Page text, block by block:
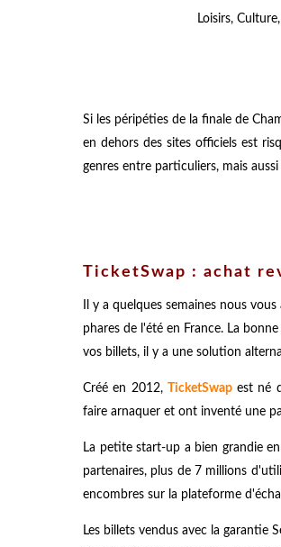
Loisirs, Culture,
Si les péripéties de la finale de
en dehors des sites officiels est
genres entre particuliers, mais
TicketSwap : achat
Il y a quelques semaines nous
phares de l'été en France. La
vos billets, il y a une solution
Créé en 2012, TicketSwapest né
faire arnaquer et ont inventé une
La petite start-up a bien grandie
partenaires, plus de 7 millions
encombres sur la plateforme
Les billets vendus avec la garantie